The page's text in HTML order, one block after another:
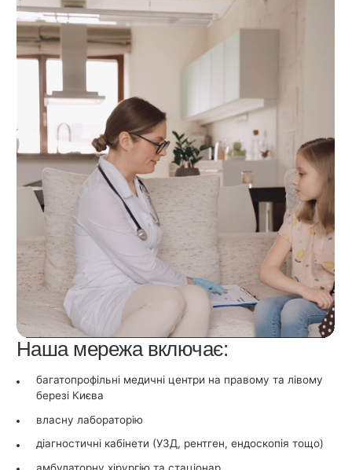
Наша мережа включає:
багатопрофільні медичні центри на правому та лівому
березі Києва
власну лабораторію
діагностичні кабінети (УЗД, рентген, ендоскопія тощо)
амбулаторну хірургію та стаціонар